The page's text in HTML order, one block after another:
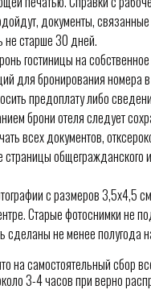
документы,
старше 30 дней.
гостиницы на
для бронирования номера
предоплату либо
брони отеля следует
всех документов,
общегражданского
с размеров 3,5х4,5
Старые фотоснимки не
сделаны не менее полугода
на самостоятельный сбор
3-4 часов при верно